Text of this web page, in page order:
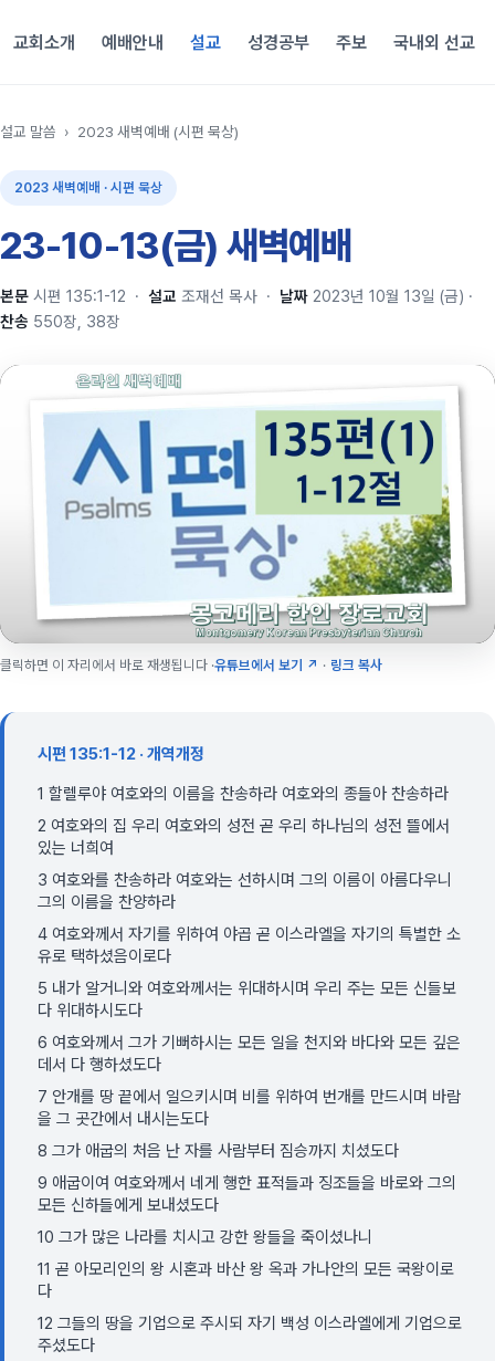
교회소개 예배안내 설교 성경공부 주보 국내외 선교
설교 말씀 › 2023 새벽예배 (시편 묵상)
2023 새벽예배 · 시편 묵상
23-10-13(금) 새벽예배
본문 시편 135:1-12 · 설교 조재선 목사 · 날짜 2023년 10월 13일 (금) ·
찬송 550장, 38장
클릭하면 이 자리에서 바로 재생됩니다 ·유튜브에서 보기 ↗ · 링크 복사
시편 135:1-12 · 개역개정
1 할렐루야 여호와의 이름을 찬송하라 여호와의 종들아 찬송하라
2 여호와의 집 우리 여호와의 성전 곧 우리 하나님의 성전 뜰에서
있는 너희여
3 여호와를 찬송하라 여호와는 선하시며 그의 이름이 아름다우니
그의 이름을 찬양하라
4 여호와께서 자기를 위하여 야곱 곧 이스라엘을 자기의 특별한 소
유로 택하셨음이로다
5 내가 알거니와 여호와께서는 위대하시며 우리 주는 모든 신들보
다 위대하시도다
6 여호와께서 그가 기뻐하시는 모든 일을 천지와 바다와 모든 깊은
데서 다 행하셨도다
7 안개를 땅 끝에서 일으키시며 비를 위하여 번개를 만드시며 바람
을 그 곳간에서 내시는도다
8 그가 애굽의 처음 난 자를 사람부터 짐승까지 치셨도다
9 애굽이여 여호와께서 네게 행한 표적들과 징조들을 바로와 그의
모든 신하들에게 보내셨도다
10 그가 많은 나라를 치시고 강한 왕들을 죽이셨나니
11 곧 아모리인의 왕 시혼과 바산 왕 옥과 가나안의 모든 국왕이로
다
12 그들의 땅을 기업으로 주시되 자기 백성 이스라엘에게 기업으로
주셨도다